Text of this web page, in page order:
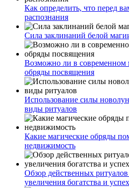
Как определить, что перед
распознания
Сила заклинаний белой
Возможно ли в современном
обряды посвящения
Использование силы
виды ритуалов
Какие магические обряды
недвижимость
Обзор действенных
увеличения богатства и